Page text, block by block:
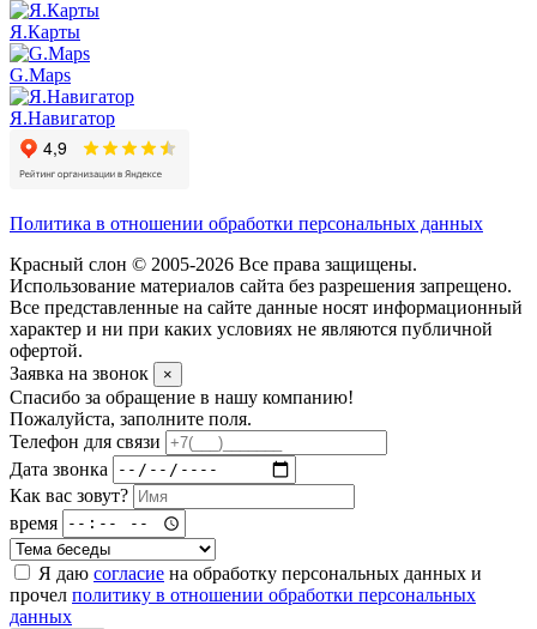
Я.Карты
G.Maps
Я.Навигатор
Политика в отношении обработки персональных данных
Красный слон © 2005-2026 Все права защищены.
Использование материалов сайта без разрешения запрещено.
Все представленные на сайте данные носят информационный
характер и ни при каких условиях не являются публичной
офертой.
Заявка на звонок
×
Спасибо за обращение в нашу компанию!
Пожалуйста, заполните поля.
Телефон для связи
Дата звонка
Как вас зовут?
время
Я даю согласие на обработку персональных данных и
прочел политику в отношении обработки персональных
данных